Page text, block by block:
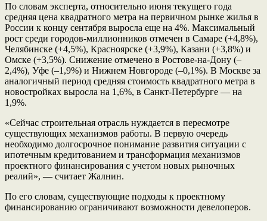
По словам эксперта, относительно июня текущего года
средняя цена квадратного метра на первичном рынке жилья в
России к концу сентября выросла еще на 4%. Максимальный
рост среди городов-миллионников отмечен в Самаре (+4,8%),
Челябинске (+4,5%), Красноярске (+3,9%), Казани (+3,8%) и
Омске (+3,5%). Снижение отмечено в Ростове-на-Дону (–
2,4%), Уфе (–1,9%) и Нижнем Новгороде (–0,1%). В Москве за
аналогичный период средняя стоимость квадратного метра в
новостройках выросла на 1,6%, в Санкт-Петербурге — на
1,9%.
«Сейчас строительная отрасль нуждается в пересмотре
существующих механизмов работы. В первую очередь
необходимо долгосрочное понимание развития ситуации с
ипотечным кредитованием и трансформация механизмов
проектного финансирования с учетом новых рыночных
реалий», — считает Жалнин.
По его словам, существующие подходы к проектному
финансированию ограничивают возможности девелоперов.